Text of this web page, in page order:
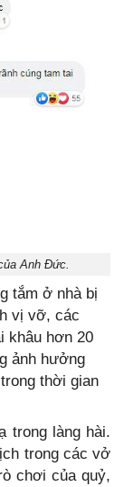
Anh Đức.
tắm ở nhà bị
vị vỡ, các
khâu hơn 20
ảnh hưởng
thời gian
trong làng hài.
trong các vở
chơi của quỷ,